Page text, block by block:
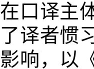
在口译主
了译者惯
影响，以